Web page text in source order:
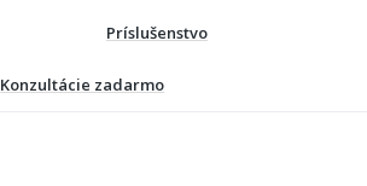
Príslušenstvo
Konzultácie zadarmo